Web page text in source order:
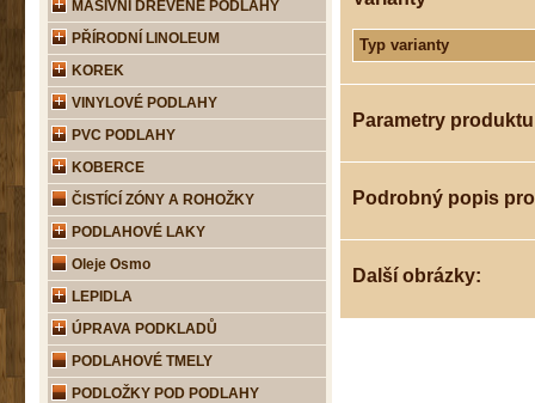
Typ varianty
Parametry produktu
Podrobný popis
Další obrázky:
MASIVNÍ DŘEVĚNÉ PODLAHY
PŘÍRODNÍ LINOLEUM
KOREK
VINYLOVÉ PODLAHY
PVC PODLAHY
KOBERCE
ČISTÍCÍ ZÓNY A ROHOŽKY
PODLAHOVÉ LAKY
Oleje Osmo
LEPIDLA
ÚPRAVA PODKLADŮ
PODLAHOVÉ TMELY
PODLOŽKY POD PODLAHY